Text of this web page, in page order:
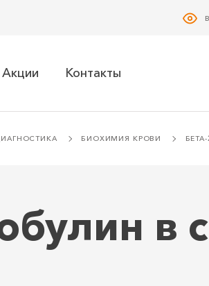
Акции Контакты
БИОХИМИЯ КРОВИ
в